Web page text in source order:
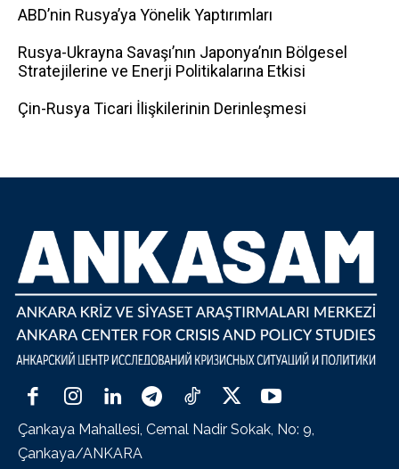
ABD’nin Rusya’ya Yönelik Yaptırımları
Rusya-Ukrayna Savaşı’nın Japonya’nın Bölgesel
Stratejilerine ve Enerji Politikalarına Etkisi
Çin-Rusya Ticari İlişkilerinin Derinleşmesi
Çankaya Mahallesi, Cemal Nadir Sokak, No: 9,
Çankaya/ANKARA